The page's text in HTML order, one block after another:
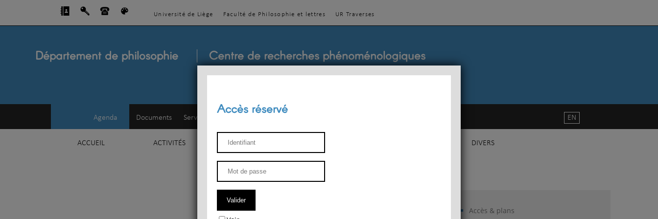
Université de Liège Faculté de Philosophie et lettres UR Traverses
Département de philosophie Centre de recherches phénoménologiques
Agenda Documents Service d'esthétique
ACCUEIL ACTIVITÉS ENSEIGNEMENT DIVERS
EN
Accès & plans
Accès réservé